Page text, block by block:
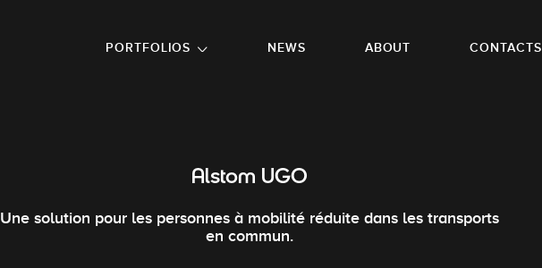
PORTFOLIOS
NEWS ABOUT CONTACTS
Alstom UGO
Une solution pour les personnes à mobilité réduite dans les transports
en commun.